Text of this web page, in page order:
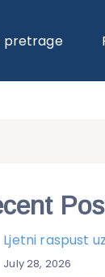
pretrage
Ljetni raspust
July 28, 2026